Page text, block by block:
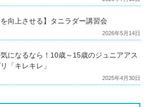
を向上させる】タニラダー講習会
2026年5月14日
になるなら！10歳～15歳のジュニアアス
「キレキレ」
2025年4月30日